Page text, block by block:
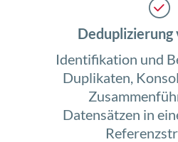
Deduplizierung
Identifikation und
Duplikaten,
Datensätzen in